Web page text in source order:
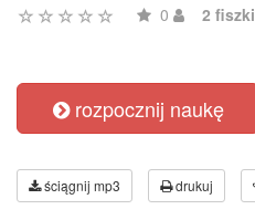
0 2 fiszki
rozpocznij naukę
ściągnij mp3 drukuj